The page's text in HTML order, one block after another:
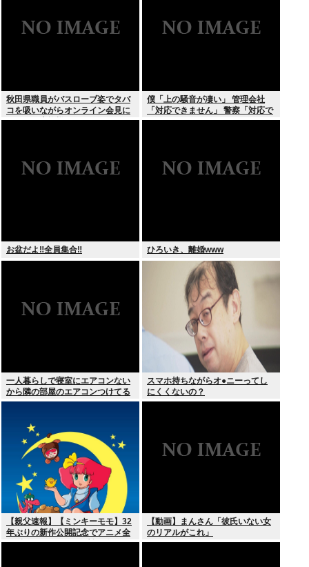
秋田県職員がバスローブ姿でタバ
コを吸いながらオンライン会見に
どこのお貴族様だよw
僕「上の騒音が凄い」 管理会社
「対応できません」 警察「対応で
きません」
お盆だよ‼全員集合‼ ひろいき、離婚www
一人暮らしで寝室にエアコンない
から隣の部屋のエアコンつけてる
スマホ持ちながらオ●ニーってし
にくくないの？
【親父速報】【ミンキーモモ】32
年ぶりの新作公開記念でアニメ全
128話をYouTubeで無料配信。8月
【動画】まんさん「彼氏いない女
のリアルがこれ」